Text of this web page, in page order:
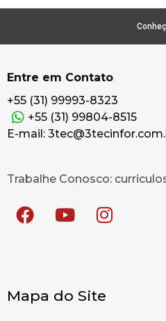
Entre em Contato
+55 (31) 99993-8323
+55 (31) 99804-8515
E-mail:
Trabalhe Conosco:
Mapa do Site